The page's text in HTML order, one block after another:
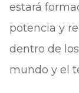
estará
potencia y
dentro de
mundo y el